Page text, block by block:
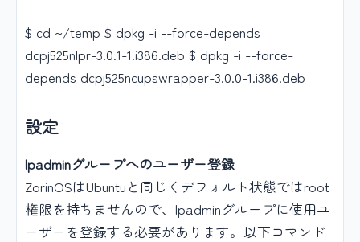
$ cd ~/temp $ dpkg -i --force-depends
dcpj525nlpr-3.0.1-1.i386.deb $ dpkg -i --force-
depends dcpj525ncupswrapper-3.0.0-1.i386.deb
設定
lpadminグループへのユーザー登録
ZorinOSはUbuntuと同じくデフォルト状態ではroot
権限を持ちませんので、lpadminグループに使用ユ
ーザーを登録する必要があります。以下コマンド